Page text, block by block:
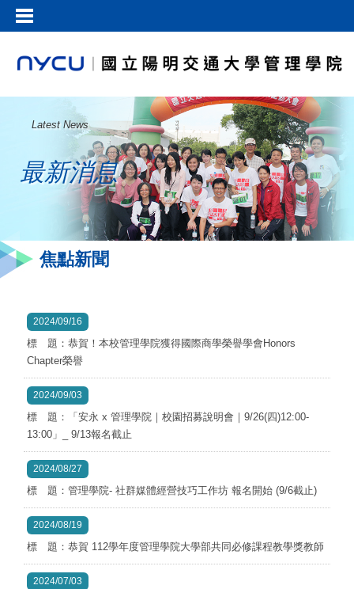
Latest News
最新消息
焦點新聞
2024/09/16
標 題：恭賀！本校管理學院獲得國際商學榮譽學會Honors
Chapter榮譽
2024/09/03
標 題：「安永 x 管理學院｜校園招募說明會｜9/26(四)12:00-
13:00」_ 9/13報名截止
2024/08/27
標 題：管理學院- 社群媒體經營技巧工作坊 報名開始 (9/6截止)
2024/08/19
標 題：恭賀 112學年度管理學院大學部共同必修課程教學獎教師
2024/07/03